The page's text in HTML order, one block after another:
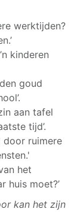
werktijden?
kinderen
goud
aan tafel
tijd’.
door ruimere
het
huis moet?’
kan het zijn